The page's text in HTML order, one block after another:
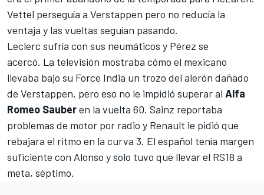
Vettel perseguía a Verstappen pero no reducía la
ventaja y las vueltas seguían pasando.
Leclerc sufría con sus neumáticos y Pérez se
acercó. La televisión mostraba cómo el mexicano
llevaba bajo su Force India un trozo del alerón dañado
de Verstappen, pero eso no le impidió superar al Alfa
Romeo Sauberen la vuelta 60. Sainz reportaba
problemas de motor por radio y Renault le pidió que
rebajara el ritmo en la curva 3. El español tenía margen
suficiente con Alonso y solo tuvo que llevar el RS18 a
meta, séptimo.